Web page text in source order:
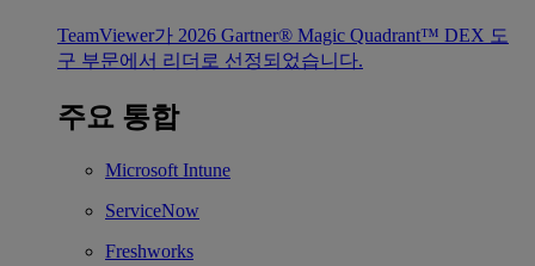
TeamViewer가 2026 Gartner® Magic Quadrant™ DEX 도
구 부문에서 리더로 선정되었습니다.
주요 통합
Microsoft Intune
ServiceNow
Freshworks